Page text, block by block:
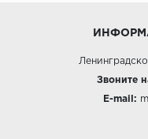
Звоните
E-mail: